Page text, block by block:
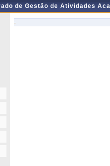
de Gestão de Atividades
-